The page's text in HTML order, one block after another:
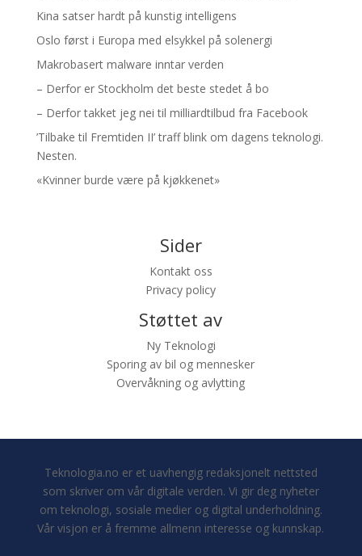
Kina satser hardt på kunstig intelligens
Oslo først i Europa med elsykkel på solenergi
Makrobasert malware inntar verden
– Derfor er Stockholm det beste stedet å bo
– Derfor takket jeg nei til milliardtilbud fra Facebook
’Tilbake til Fremtiden II’ traff blink om dagens teknologi.
Nesten.
«Kvinner burde være på kjøkkenet»
Sider
Kontakt oss
Privacy policy
Støttet av
Ny Teknologi
Sporing av bil og mennesker
Overvåkning og avlytting
Teknologia.no er et uavhengig redaksjonelt nettsted
som skriver om vår digitale verden. Vi gir deg nyheter
om teknologi, sosiale medier og digital underholdning.
Vår visjon er å fremme allmenn interesse og kunnskap.